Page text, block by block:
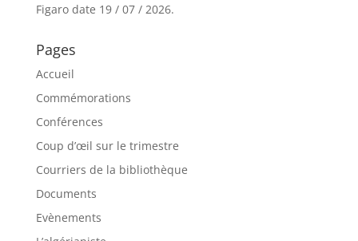
Figaro date 19 / 07 / 2026.
Pages
Accueil
Commémorations
Conférences
Coup d’œil sur le trimestre
Courriers de la bibliothèque
Documents
Evènements